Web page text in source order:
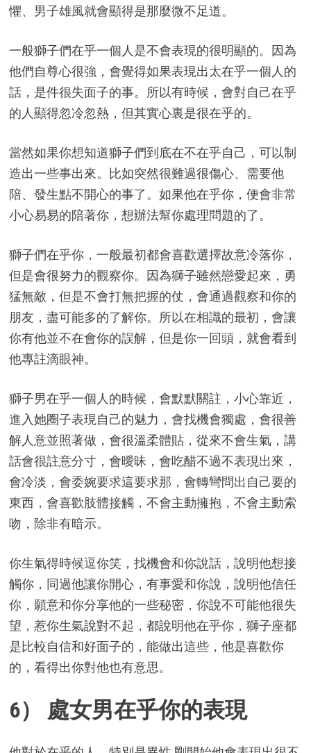
懼、男子雄風就會顯得是那麼微不足道。
一般獅子們在乎一個人是不會表現的很明顯的。因為
他們自尊心很強，會覺得如果表現出太在乎一個人的
話，是件很失面子的事。所以有時候，會對自己在乎
的人顯得忽冷忽熱，但其實心裏是很在乎的。
當然如果你想知道獅子們到底在不在乎自己，可以制
造出一些事出來。比如突然很難過很傷心、需要他
陪、發生點不開心的事了。如果他在乎你，便會非常
小心易易的陪著你，想辦法幫你處理問題的了。
獅子們在乎你，一般最初都會喜歡選擇故意冷落你，
但是會很努力的觀察你。因為獅子雖然戀愛起來，勇
猛無敵，但是不會打無把握的仗，會通過觀察和你的
朋友，盡可能多的了解你。所以在相識的最初，會讓
你有他並不在會你的誤解，但是你一回頭，就會看到
他專註滴眼神。
獅子男在乎一個人的時候，會默默關註，小心靠近，
進入她圈子表現自己的魅力，會找機會獨處，會很善
解人意並照著做，會很溫柔體貼，從來不會生氣，講
話會很註意分寸，會曖昧，會吃醋不過不表現出來，
會冷淡，會委婉要求這要求那，會轉彎問出自己要的
東西，會喜歡肢體接觸，不會主動擁抱，不會主動索
吻，除非有暗示。
你生氣得時候逗你笑，找機會和你說話，說明他想接
觸你，同過他讓你開心，有事愛和你說，說明他信任
你，願意和你分享他的一些秘密，你說不可能他很失
望，惹你生氣說對不起，都說明他在乎你，獅子座都
是比較自信和好面子的，能做出這些，他是喜歡你
的，看得出你對他也有意思。
6） 處女男在乎你的表現